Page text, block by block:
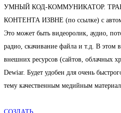
УМНЫЙ КОД-КОММУНИКАТОР.
КОНТЕНТА ИЗВНЕ (по ссылке) с
Это может быть видеоролик, аудио,
радио, скачивание файла и т.д. В этом
внешних ресурсов (сайтов, облачных
Dewiar. Будет удобен для очень
тему качественным медийным